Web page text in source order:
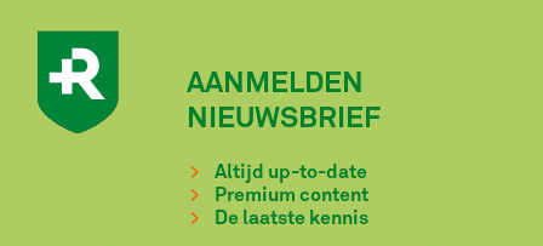
AANMELDEN
NIEUWSBRIEF
Altijd up-to-date
Premium content
De laatste kennis